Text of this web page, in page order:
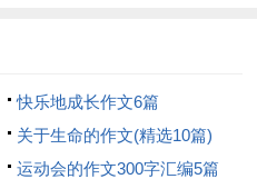
快乐地成长作文6篇
关于生命的作文(精选10篇)
运动会的作文300字汇编5篇